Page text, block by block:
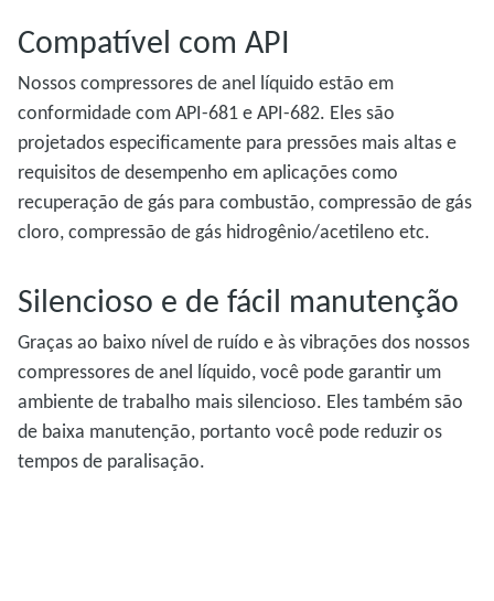
Compatível com API
Nossos compressores de anel líquido estão em
conformidade com API-681 e API-682. Eles são
projetados especificamente para pressões mais altas e
requisitos de desempenho em aplicações como
recuperação de gás para combustão, compressão de gás
cloro, compressão de gás hidrogênio/acetileno etc.
Silencioso e de fácil manutenção
Graças ao baixo nível de ruído e às vibrações dos nossos
compressores de anel líquido, você pode garantir um
ambiente de trabalho mais silencioso. Eles também são
de baixa manutenção, portanto você pode reduzir os
tempos de paralisação.